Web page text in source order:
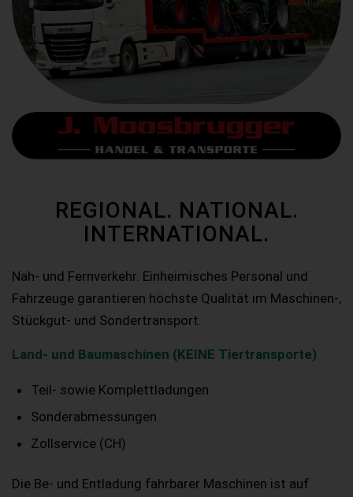
REGIONAL. NATIONAL.
INTERNATIONAL.
Nah- und Fernverkehr. Einheimisches Personal und
Fahrzeuge garantieren höchste Qualität im Maschinen-,
Stückgut- und Sondertransport.
Land- und Baumaschinen (KEINE Tiertransporte)
Teil- sowie Komplettladungen
Sonderabmessungen
Zollservice (CH)
Die Be- und Entladung fahrbarer Maschinen ist auf